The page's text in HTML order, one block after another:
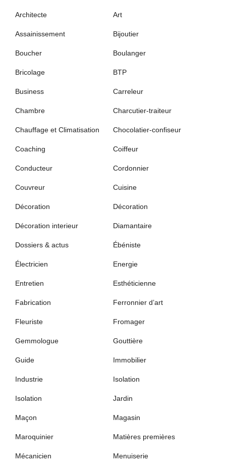
Architecte Art
Assainissement Bijoutier
Boucher Boulanger
Bricolage BTP
Business Carreleur
Chambre Charcutier-traiteur
Chauffage et Climatisation Chocolatier-confiseur
Coaching Coiffeur
Conducteur Cordonnier
Couvreur Cuisine
Décoration Décoration
Décoration interieur Diamantaire
Dossiers & actus Ébéniste
Électricien Energie
Entretien Esthéticienne
Fabrication Ferronnier d’art
Fleuriste Fromager
Gemmologue Gouttière
Guide Immobilier
Industrie Isolation
Isolation Jardin
Maçon Magasin
Maroquinier Matières premières
Mécanicien Menuiserie